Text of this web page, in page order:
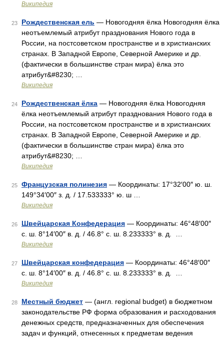
Википедия
23 Рождественская ель — Новогодняя ёлка Новогодняя ёлка
неотъемлемый атрибут празднования Нового года в
России, на постсоветском пространстве и в христианских
странах. В Западной Европе, Северной Америке и др.
(фактически в большинстве стран мира) ёлка это
атрибут&#8230; …
Википедия
24 Рождественская ёлка — Новогодняя ёлка Новогодняя
ёлка неотъемлемый атрибут празднования Нового года в
России, на постсоветском пространстве и в христианских
странах. В Западной Европе, Северной Америке и др.
(фактически в большинстве стран мира) ёлка это
атрибут&#8230; …
Википедия
25 Французская полинезия — Координаты: 17°32′00″ ю. ш.
149°34′00″ з. д. / 17.533333° ю. ш …
Википедия
26 Швейцарская Конфедерация — Координаты: 46°48′00″
с. ш. 8°14′00″ в. д. / 46.8° с. ш. 8.233333° в. д. …
Википедия
27 Швейцарская конфедерация — Координаты: 46°48′00″
с. ш. 8°14′00″ в. д. / 46.8° с. ш. 8.233333° в. д. …
Википедия
28 Местный бюджет — (англ. regional budget) в бюджетном
законодательстве РФ форма образования и расходования
денежных средств, предназначенных для обеспечения
задач и функций, отнесенных к предметам ведения